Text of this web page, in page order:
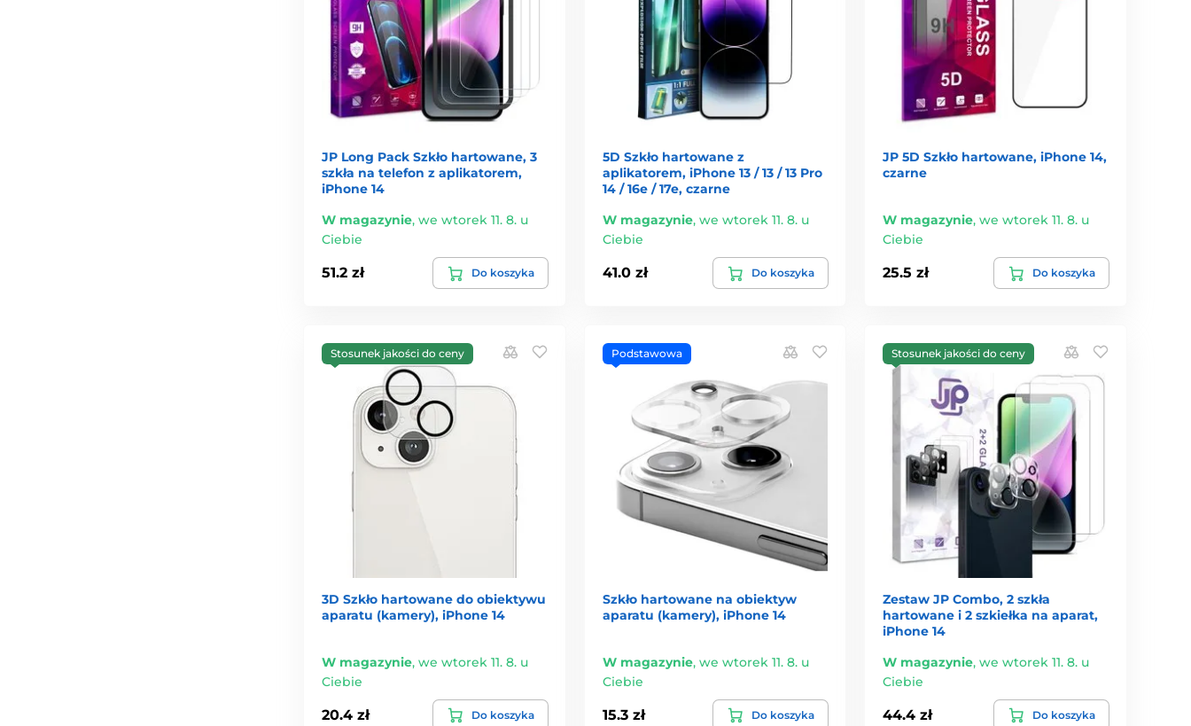
JP Long Pack Szkło hartowane, 3
szkła na telefon z aplikatorem,
iPhone 14
W magazynie, we wtorek 11. 8. u
Ciebie
51.2 zł Do koszyka
5D Szkło hartowane z
aplikatorem, iPhone 13 / 13 / 13 Pro
14 / 16e / 17e, czarne
W magazynie, we wtorek 11. 8. u
Ciebie
41.0 zł Do koszyka
JP 5D Szkło hartowane, iPhone 14,
czarne
W magazynie,we wtorek 11. 8. u
Ciebie
25.5 zł Do koszyka
Stosunek jakości do ceny
3D Szkło hartowane do obiektywu
aparatu (kamery), iPhone 14
W magazynie, we wtorek 11. 8. u
Ciebie
20.4 zł Do koszyka
Podstawowa
Szkło hartowane na obiektyw
aparatu (kamery), iPhone 14
W magazynie, we wtorek 11. 8. u
Ciebie
15.3 zł Do koszyka
Stosunek jakości do ceny
Zestaw JP Combo, 2 szkła
hartowane i 2 szkiełka na aparat,
iPhone 14
W magazynie,we wtorek 11. 8. u
Ciebie
44.4 zł Do koszyka